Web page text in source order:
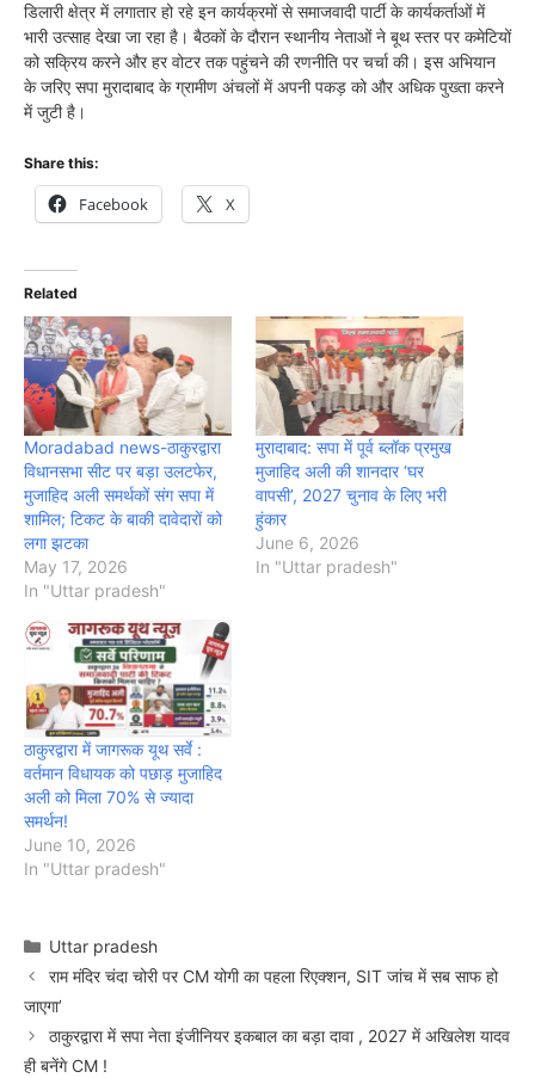
डिलारी क्षेत्र में लगातार हो रहे इन कार्यक्रमों से समाजवादी पार्टी के कार्यकर्ताओं में
भारी उत्साह देखा जा रहा है। बैठकों के दौरान स्थानीय नेताओं ने बूथ स्तर पर कमेटियों
को सक्रिय करने और हर वोटर तक पहुंचने की रणनीति पर चर्चा की। इस अभियान
के जरिए सपा मुरादाबाद के ग्रामीण अंचलों में अपनी पकड़ को और अधिक पुख्ता करने
में जुटी है।
Share this:
Facebook X
Related
Moradabad news-ठाकुरद्वारा
विधानसभा सीट पर बड़ा उलटफेर,
मुजाहिद अली समर्थकों संग सपा में
शामिल; टिकट के बाकी दावेदारों को
लगा झटका
May 17, 2026
In "Uttar pradesh"
मुरादाबाद: सपा में पूर्व ब्लॉक प्रमुख
मुजाहिद अली की शानदार ‘घर
वापसी’, 2027 चुनाव के लिए भरी
हुंकार
June 6, 2026
In "Uttar pradesh"
ठाकुरद्वारा में जागरूक यूथ सर्वे :
वर्तमान विधायक को पछाड़ मुजाहिद
अली को मिला 70% से ज्यादा
समर्थन!
June 10, 2026
In "Uttar pradesh"
Categories
Uttar pradesh
राम मंदिर चंदा चोरी पर CM योगी का पहला रिएक्शन, SIT जांच में सब साफ हो
जाएगा’
ठाकुरद्वारा में सपा नेता इंजीनियर इकबाल का बड़ा दावा , 2027 में अखिलेश यादव
ही बनेंगे CM !